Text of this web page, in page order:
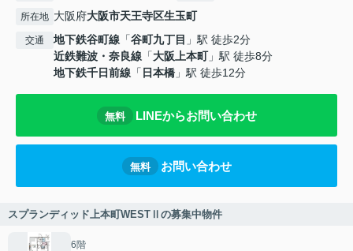
所在地 大阪府大阪市天王寺区生玉町
交通 地下鉄谷町線 「谷町九丁目 」駅 徒歩2分
近鉄難波・奈良線 「大阪上本町」駅 徒歩8分
地下鉄千日前線 「 日本橋 」駅 徒歩12分
無料 LINEからお問い合わせ
無料 お問い合わせ
スプランディッド上本町WESTⅡの募集中物件
6階